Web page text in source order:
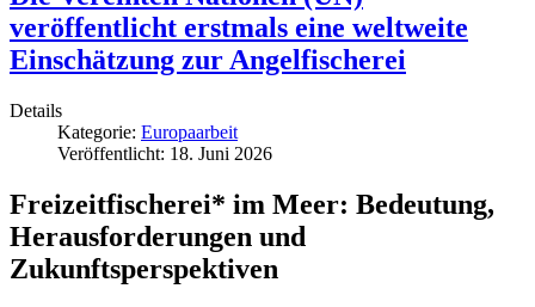
veröffentlicht erstmals eine weltweite
Einschätzung zur Angelfischerei
Details
Kategorie: Europaarbeit
Veröffentlicht: 18. Juni 2026
Freizeitfischerei* im Meer: Bedeutung,
Herausforderungen und
Zukunftsperspektiven